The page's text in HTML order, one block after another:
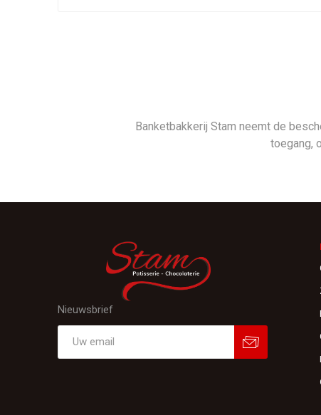
Banketbakkerij Stam neemt de
toegang,
Nieuwsbrief